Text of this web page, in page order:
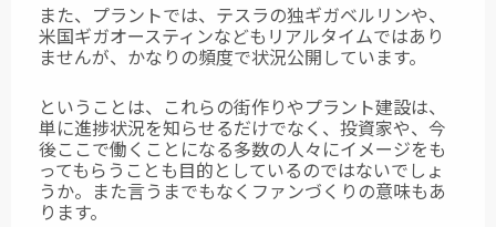
また、プラントでは、テスラの独ギガベルリンや、
米国ギガオースティンなどもリアルタイムではあり
ませんが、かなりの頻度で状況公開しています。
ということは、これらの街作りやプラント建設は、
単に進捗状況を知らせるだけでなく、投資家や、今
後ここで働くことになる多数の人々にイメージをも
ってもらうことも目的としているのではないでしょ
うか。また言うまでもなくファンづくりの意味もあ
ります。